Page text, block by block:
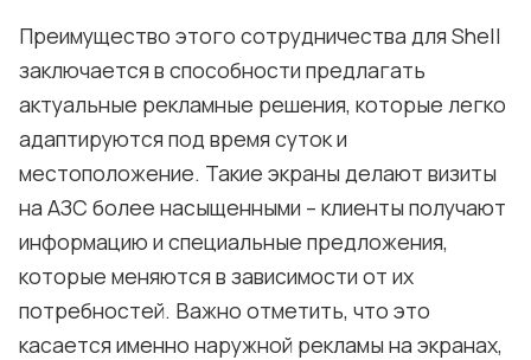
Преимущество этого сотрудничества для Shell
заключается в способности предлагать
актуальные рекламные решения, которые легко
адаптируются под время суток и
местоположение. Такие экраны делают визиты
на АЗС более насыщенными – клиенты получают
информацию и специальные предложения,
которые меняются в зависимости от их
потребностей. Важно отметить, что это
касается именно наружной рекламы на экранах,